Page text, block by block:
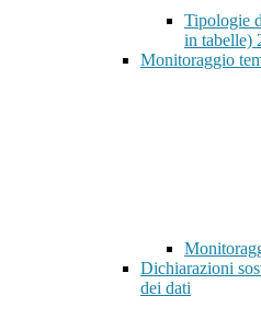
Tipologie
in tabelle)
Monitoraggio
Dichiarazioni
dei dati